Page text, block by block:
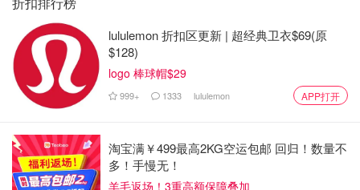
lululemon 折扣区更新 | 超经典卫衣$69(原
$128)
logo 棒球帽$29
999+ 1333 lululemon APP打开
淘宝满￥499最高2KG空运包邮 回归！数量不
多！手慢无！
羊毛返场！3重高额保障叠加